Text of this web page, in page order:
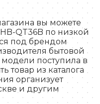
вы можете
QT36B по низкой
под брендом
бытовой
модели поступила в
товар из каталога
организует
и другим